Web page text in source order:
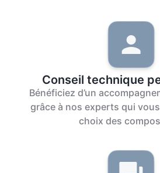
Conseil technique
Bénéficiez d’un
grâce à nos experts qui
choix des